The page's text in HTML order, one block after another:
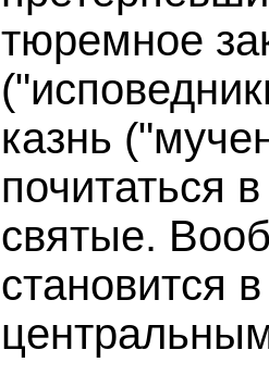
тюремное
казнь
почитаться
святые.
становится